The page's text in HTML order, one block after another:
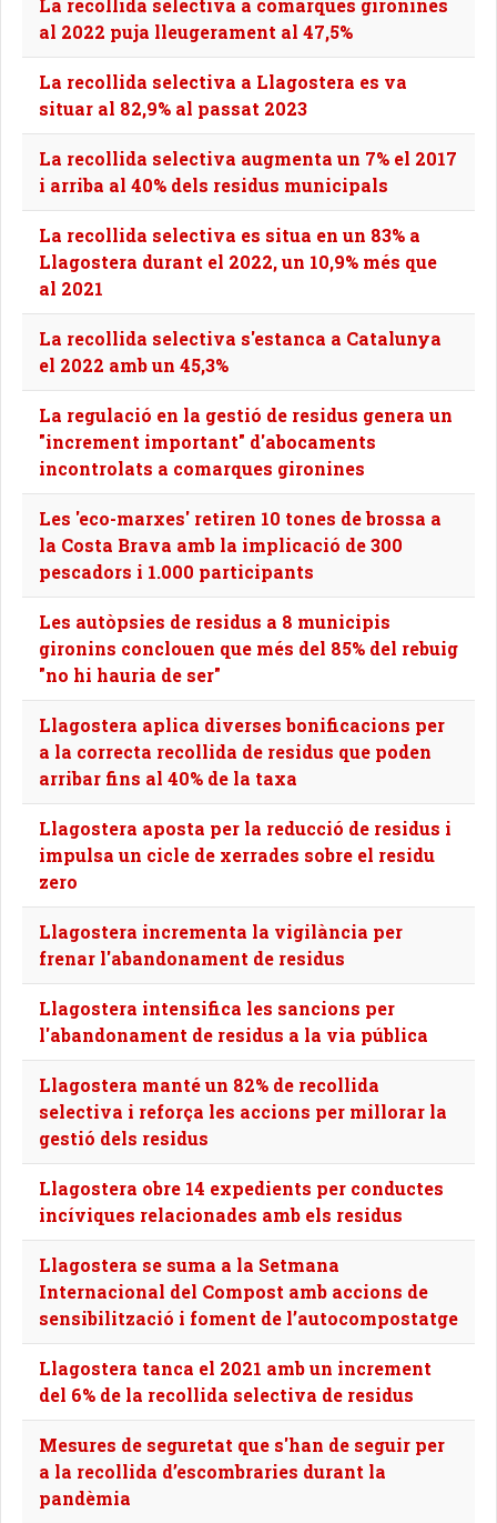
La recollida selectiva a comarques gironines
al 2022 puja lleugerament al 47,5%
La recollida selectiva a Llagostera es va
situar al 82,9% al passat 2023
La recollida selectiva augmenta un 7% el 2017
i arriba al 40% dels residus municipals
La recollida selectiva es situa en un 83% a
Llagostera durant el 2022, un 10,9% més que
al 2021
La recollida selectiva s'estanca a Catalunya
el 2022 amb un 45,3%
La regulació en la gestió de residus genera un
"increment important" d'abocaments
incontrolats a comarques gironines
Les 'eco-marxes' retiren 10 tones de brossa a
la Costa Brava amb la implicació de 300
pescadors i 1.000 participants
Les autòpsies de residus a 8 municipis
gironins conclouen que més del 85% del rebuig
"no hi hauria de ser"
Llagostera aplica diverses bonificacions per
a la correcta recollida de residus que poden
arribar fins al 40% de la taxa
Llagostera aposta per la reducció de residus i
impulsa un cicle de xerrades sobre el residu
zero
Llagostera incrementa la vigilància per
frenar l'abandonament de residus
Llagostera intensifica les sancions per
l'abandonament de residus a la via pública
Llagostera manté un 82% de recollida
selectiva i reforça les accions per millorar la
gestió dels residus
Llagostera obre 14 expedients per conductes
incíviques relacionades amb els residus
Llagostera se suma a la Setmana
Internacional del Compost amb accions de
sensibilització i foment de l’autocompostatge
Llagostera tanca el 2021 amb un increment
del 6% de la recollida selectiva de residus
Mesures de seguretat que s'han de seguir per
a la recollida d’escombraries durant la
pandèmia